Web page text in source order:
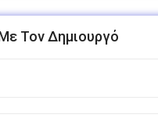
Τον Δημιουργό